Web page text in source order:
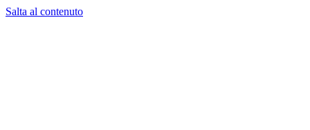
Salta al contenuto